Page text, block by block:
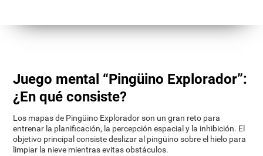
Juego mental “Pingüino Explorador”:
¿En qué consiste?
Los mapas de Pingüino Explorador son un gran reto para
entrenar la planificación, la percepción espacial y la inhibición. El
objetivo principal consiste deslizar al pingüino sobre el hielo para
limpiar la nieve mientras evitas obstáculos.